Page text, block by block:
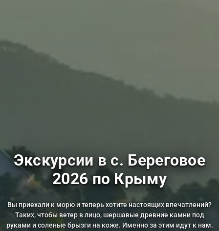
Экскурсии в с. Береговое
2026 по Крыму
Вы приехали к морю и теперь хотите настоящих впечатлений?
Таких, чтобы ветер в лицо, шершавые древние камни под
руками и соленые брызги на коже. Именно за этим идут к нам.